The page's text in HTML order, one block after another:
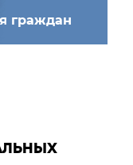
граждан